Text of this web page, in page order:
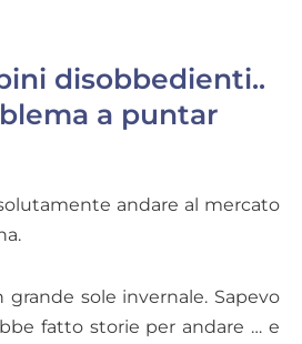
disobbedienti..
a puntar
andare al mercato
grande sole invernale. Sapevo
fatto storie per andare … e